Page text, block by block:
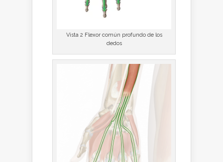
Vista 2 Flexor común profundo de los
dedos